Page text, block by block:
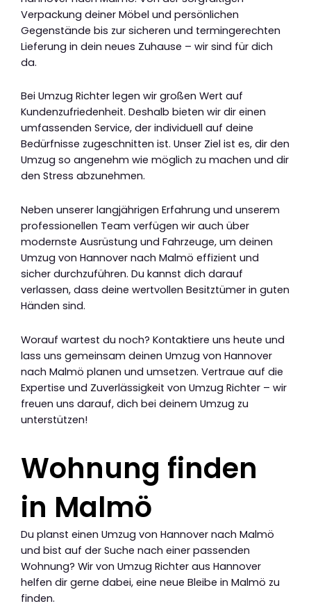
Verpackung deiner Möbel und persönlichen
Gegenstände bis zur sicheren und termingerechten
Lieferung in dein neues Zuhause – wir sind für dich
da.
Bei Umzug Richter legen wir großen Wert auf
Kundenzufriedenheit. Deshalb bieten wir dir einen
umfassenden Service, der individuell auf deine
Bedürfnisse zugeschnitten ist. Unser Ziel ist es, dir den
Umzug so angenehm wie möglich zu machen und dir
den Stress abzunehmen.
Neben unserer langjährigen Erfahrung und unserem
professionellen Team verfügen wir auch über
modernste Ausrüstung und Fahrzeuge, um deinen
Umzug von Hannover nach Malmö effizient und
sicher durchzuführen. Du kannst dich darauf
verlassen, dass deine wertvollen Besitztümer in guten
Händen sind.
Worauf wartest du noch? Kontaktiere uns heute und
lass uns gemeinsam deinen Umzug von Hannover
nach Malmö planen und umsetzen. Vertraue auf die
Expertise und Zuverlässigkeit von Umzug Richter – wir
freuen uns darauf, dich bei deinem Umzug zu
unterstützen!
Wohnung finden
in Malmö
Du planst einen Umzug von Hannover nach Malmö
und bist auf der Suche nach einer passenden
Wohnung? Wir von Umzug Richter aus Hannover
helfen dir gerne dabei, eine neue Bleibe in Malmö zu
finden.